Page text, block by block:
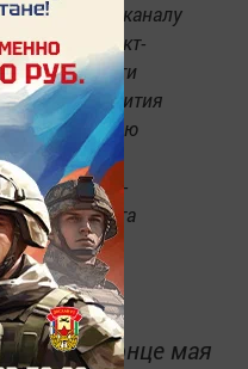
по этому каналу
в контакт-
развития
вице-
департамента
ВТБ Никита
в конце мая